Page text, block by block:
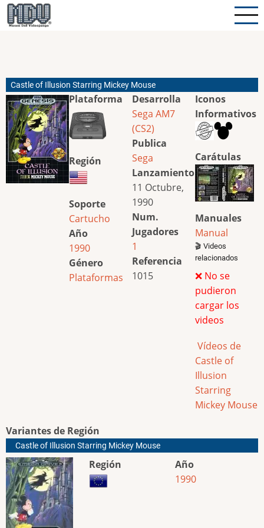
Pasar
al
Castle of Illusion Starring Mickey Mouse
Plataforma
Región
Soporte
Cartucho
Año
1990
Género
Plataformas
Desarrolla
Sega AM7
(CS2)
Publica
Sega
Lanzamiento
11 Octubre,
1990
Num.
Jugadores
1
Referencia
1015
Iconos
Informativos
Carátulas
Manuales
Manual
🎬 Videos
relacionados
❌ No se
pudieron
cargar los
videos
Vídeos de
Castle of
Illusion
Starring
Mickey Mouse
Variantes de Región
Castle of Illusion Starring Mickey Mouse
Región
Año
1990